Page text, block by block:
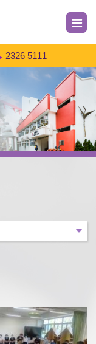
2326 5111